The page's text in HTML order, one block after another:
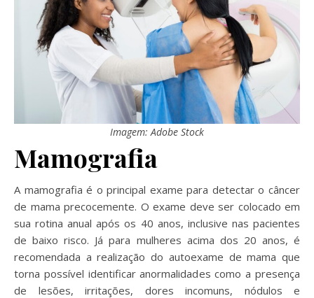
Imagem: Adobe Stock
Mamografia
A mamografia é o principal exame para detectar o câncer
de mama precocemente. O exame deve ser colocado em
sua rotina anual após os 40 anos, inclusive nas pacientes
de baixo risco. Já para mulheres acima dos 20 anos, é
recomendada a realização do autoexame de mama que
torna possível identificar anormalidades como a presença
de lesões, irritações, dores incomuns, nódulos e